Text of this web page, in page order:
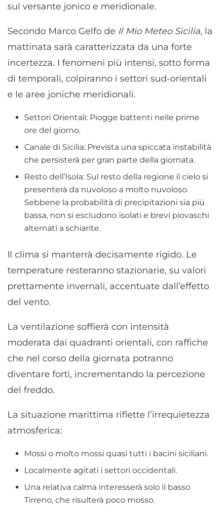
sul versante jonico e meridionale.
Secondo Marco Gelfo de Il Mio Meteo Sicilia, la
mattinata sarà caratterizzata da una forte
incertezza. I fenomeni più intensi, sotto forma
di temporali, colpiranno i settori sud-orientali
e le aree joniche meridionali.
Settori Orientali: Piogge battenti nelle prime
ore del giorno.
Canale di Sicilia: Prevista una spiccata instabilità
che persisterà per gran parte della giornata.
Resto dell’Isola: Sul resto della regione il cielo si
presenterà da nuvoloso a molto nuvoloso.
Sebbene la probabilità di precipitazioni sia più
bassa, non si escludono isolati e brevi piovaschi
alternati a schiarite.
Il clima si manterrà decisamente rigido. Le
temperature resteranno stazionarie, su valori
prettamente invernali, accentuate dall’effetto
del vento.
La ventilazione soffierà con intensità
moderata dai quadranti orientali, con raffiche
che nel corso della giornata potranno
diventare forti, incrementando la percezione
del freddo.
La situazione marittima riflette l’irrequietezza
atmosferica:
Mossi o molto mossi quasi tutti i bacini siciliani.
Localmente agitati i settori occidentali.
Una relativa calma interesserà solo il basso
Tirreno, che risulterà poco mosso.